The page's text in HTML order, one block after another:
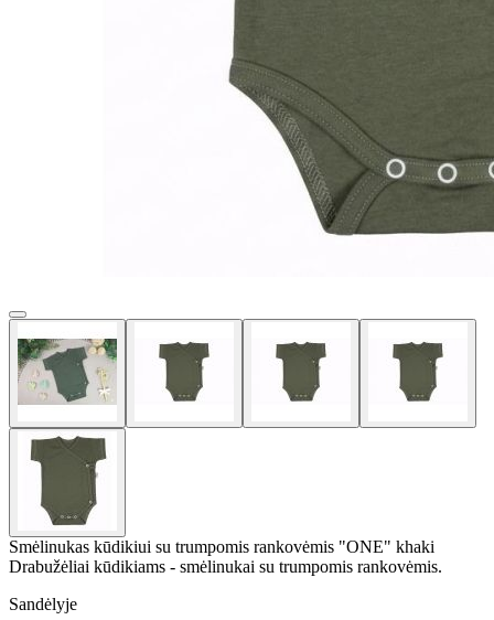
Smėlinukas kūdikiui su trumpomis rankovėmis "ONE" khaki
Drabužėliai kūdikiams - smėlinukai su trumpomis rankovėmis.
Sandėlyje